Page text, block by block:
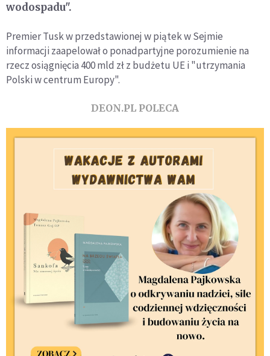
wodospadu".
Premier Tusk w przedstawionej w piątek w Sejmie
informacji zaapelował o ponadpartyjne porozumienie na
rzecz osiągnięcia 400 mld zł z budżetu UE i "utrzymania
Polski w centrum Europy".
DEON.PL POLECA